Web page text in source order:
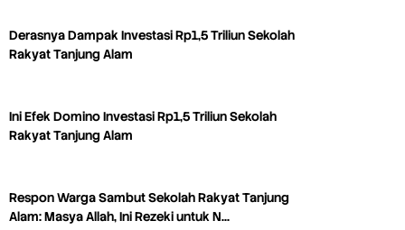
Derasnya Dampak Investasi Rp1,5 Triliun Sekolah
Rakyat Tanjung Alam
Ini Efek Domino Investasi Rp1,5 Triliun Sekolah
Rakyat Tanjung Alam
Respon Warga Sambut Sekolah Rakyat Tanjung
Alam: Masya Allah, Ini Rezeki untuk N…